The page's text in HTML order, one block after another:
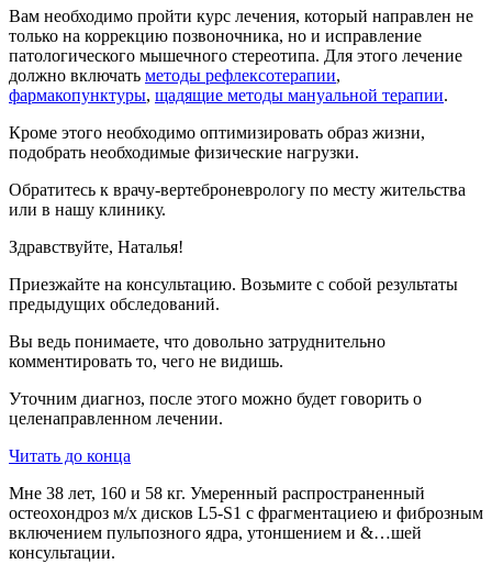
Вам необходимо пройти курс лечения, который направлен не
только на коррекцию позвоночника, но и исправление
патологического мышечного стереотипа. Для этого лечение
должно включать методы рефлексотерапии,
фармакопунктуры, щадящие методы мануальной терапии.
Кроме этого необходимо оптимизировать образ жизни,
подобрать необходимые физические нагрузки.
Обратитесь к врачу-вертеброневрологу по месту жительства
или в нашу клинику.
Здравствуйте, Наталья!
Приезжайте на консультацию. Возьмите с собой результаты
предыдущих обследований.
Вы ведь понимаете, что довольно затруднительно
комментировать то, чего не видишь.
Уточним диагноз, после этого можно будет говорить о
целенаправленном лечении.
Читать до конца
Мне 38 лет, 160 и 58 кг. Умеренный распространенный
остеохондроз м/х дисков L5-S1 с фрагментациею и фиброзным
включением пульпозного ядра, утоншением и &…шей
консультации.